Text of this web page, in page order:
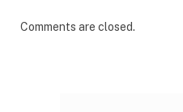
Comments are closed.